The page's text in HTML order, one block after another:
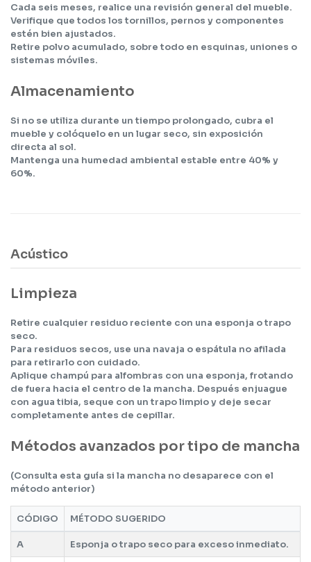
Cada seis meses, realice una revisión general del mueble.
Verifique que todos los tornillos, pernos y componentes
estén bien ajustados.
Retire polvo acumulado, sobre todo en esquinas, uniones o
sistemas móviles.
Almacenamiento
Si no se utiliza durante un tiempo prolongado, cubra el
mueble y colóquelo en un lugar seco, sin exposición
directa al sol.
Mantenga una humedad ambiental estable entre 40% y
60%.
Acústico
Limpieza
Retire cualquier residuo reciente con una esponja o trapo
seco.
Para residuos secos, use una navaja o espátula no afilada
para retirarlo con cuidado.
Aplique champú para alfombras con una esponja, frotando
de fuera hacia el centro de la mancha. Después enjuague
con agua tibia, seque con un trapo limpio y deje secar
completamente antes de cepillar.
Métodos avanzados por tipo de mancha
(Consulta esta guía si la mancha no desaparece con el
método anterior)
CÓDIGO MÉTODO SUGERIDO
A Esponja o trapo seco para exceso inmediato.